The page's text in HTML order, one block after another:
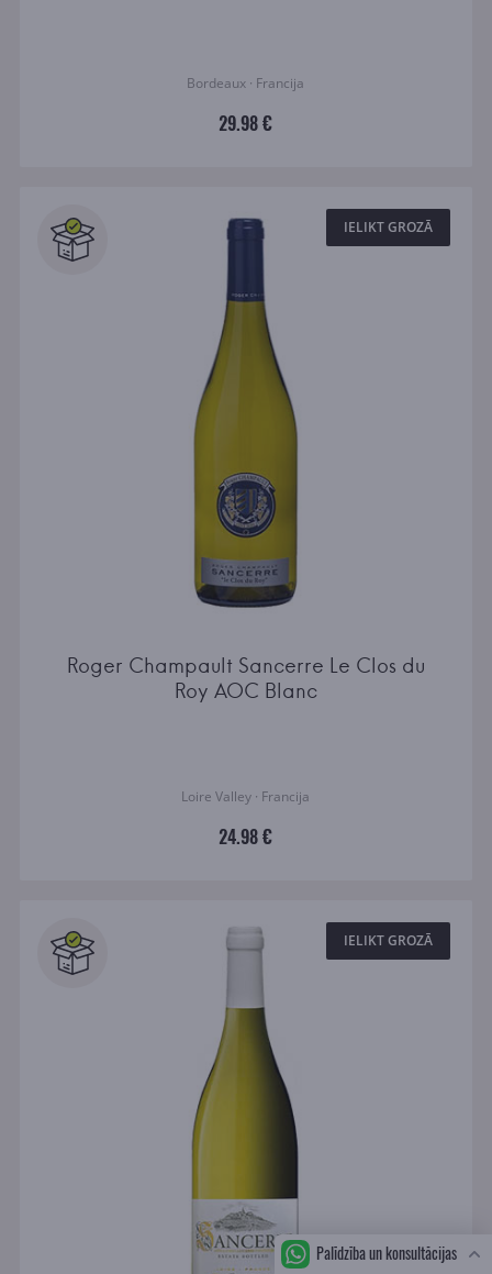
Palīdzība un konsultācijas
Bordeaux · Francija
29.98 €
IELIKT GROZĀ
Roger Champault Sancerre Le Clos du
Roy AOC Blanc
Loire Valley · Francija
24.98 €
IELIKT GROZĀ